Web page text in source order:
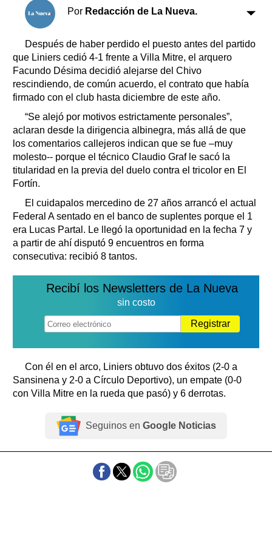
Clasificados
Horóscopo
Suplementos
Servicios
Farmacias
Transportes
Loterías
Fúnebres
Edictos
Teléfonos de urgencia
Por Redacción de La Nueva.
Después de haber perdido el puesto antes del partido
que Liniers cedió 4-1 frente a Villa Mitre, el arquero
Facundo Désima decidió alejarse del Chivo
rescindiendo, de común acuerdo, el contrato que había
firmado con el club hasta diciembre de este año.
“Se alejó por motivos estrictamente personales”,
aclaran desde la dirigencia albinegra, más allá de que
los comentarios callejeros indican que se fue –muy
molesto-- porque el técnico Claudio Graf le sacó la
titularidad en la previa del duelo contra el tricolor en El
Fortín.
El cuidapalos mercedino de 27 años arrancó el actual
Federal A sentado en el banco de suplentes porque el 1
era Lucas Partal. Le llegó la oportunidad en la fecha 7 y
a partir de ahí disputó 9 encuentros en forma
consecutiva: recibió 8 tantos.
Recibí los Newsletters de La Nueva
sin costo
Registrar
Con él en el arco, Liniers obtuvo dos éxitos (2-0 a
Sansinena y 2-0 a Círculo Deportivo), un empate (0-0
con Villa Mitre en la rueda que pasó) y 6 derrotas.
Seguinos en Google Noticias